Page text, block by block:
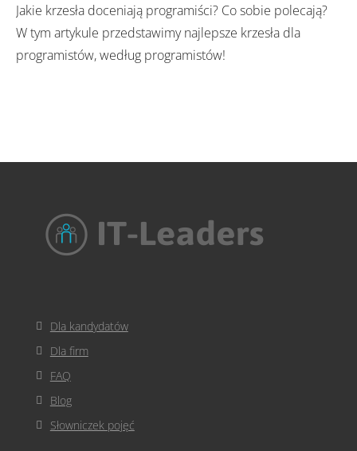
Jakie krzesła doceniają programiści? Co sobie polecają?
W tym artykule przedstawimy najlepsze krzesła dla
programistów, według programistów!
Dla kandydatów
Dla firm
FAQ
Blog
Słowniczek pojęć